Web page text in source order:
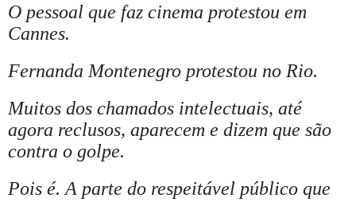
O pessoal que faz cinema protestou em
Cannes.
Fernanda Montenegro protestou no Rio.
Muitos dos chamados intelectuais, até
agora reclusos, aparecem e dizem que são
contra o golpe.
Pois é. A parte do respeitável público que